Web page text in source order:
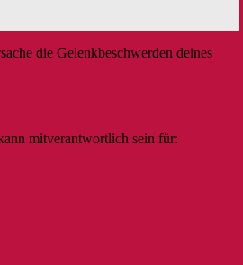
die Gelenkbeschwerden deines
mitverantwortlich sein für: